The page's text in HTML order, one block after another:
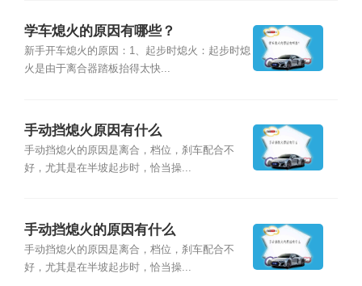
学车熄火的原因有哪些？
新手开车熄火的原因：1、起步时熄火：起步时熄
火是由于离合器踏板抬得太快...
手动挡熄火原因有什么
手动挡熄火的原因是离合，档位，刹车配合不
好，尤其是在半坡起步时，恰当操...
手动挡熄火的原因有什么
手动挡熄火的原因是离合，档位，刹车配合不
好，尤其是在半坡起步时，恰当操...